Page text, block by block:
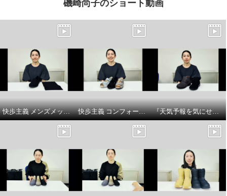
磯崎尚子のショート動画
快歩主義 メンズメッシュスリッポンシューズ商品 説明 快歩主義 コンフォートサンダルシューズ商品説明 『天気予報を気にせず履けるトップドライ』ベルト付きショートブーツの商品紹介とサイズについてです